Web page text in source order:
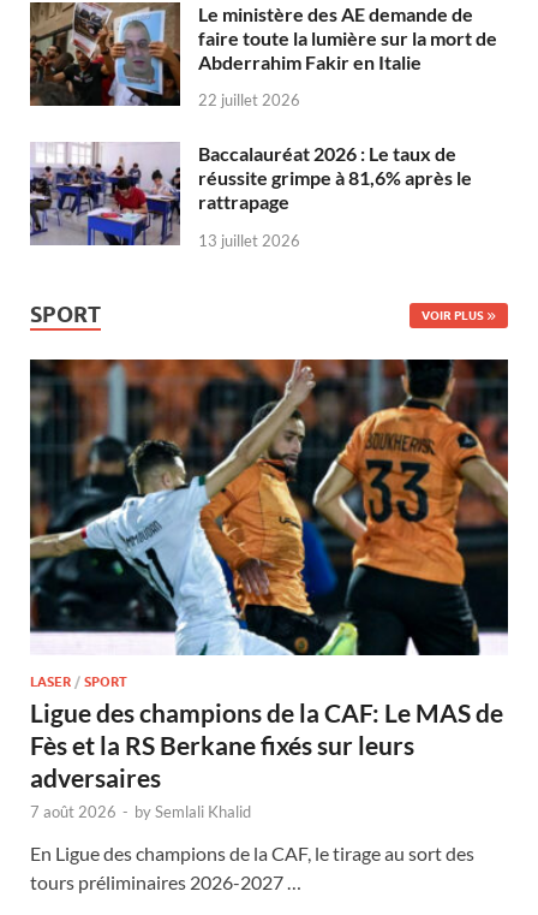
Le ministère des AE demande de
faire toute la lumière sur la mort de
Abderrahim Fakir en Italie
22 juillet 2026
Baccalauréat 2026 : Le taux de
réussite grimpe à 81,6% après le
rattrapage
13 juillet 2026
SPORT VOIR PLUS
LASER / SPORT
Ligue des champions de la CAF: Le MAS de
Fès et la RS Berkane fixés sur leurs
adversaires
7 août 2026 - bySemlali Khalid
En Ligue des champions de la CAF, le tirage au sort des
tours préliminaires 2026-2027 …